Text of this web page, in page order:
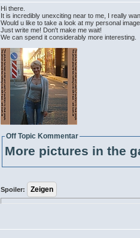
Hi there.
It is incredibly unexciting near to me, I really
Would u like to take a look at my personal
Just write me! Don't make me wait!
We can spend it considerably more interesting.
Off Topic Kommentar
More pictures in the
Spoiler: